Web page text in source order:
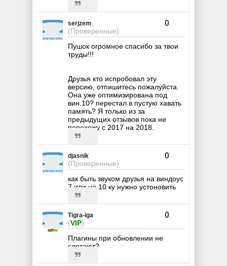
serjzem
(Проверенные)
0
Пушок огромное спасибо за твои
труды!!!
Друзья кто испробовал эту
версию, отпишитесь пожалуйста.
Она уже оптимизирована под
вин.10? перестал в пустую хавать
память? Я только из за
предыдущих отзывов пока не
перехожу с 2017 на 2018.
djasnik
(Проверенные)
0
как быть звуком друзья на виндоус
7 или на 10 ку нужно устоновить
Tigra-iga
(VIP)
0
Плагины при обновлении не
слетают?